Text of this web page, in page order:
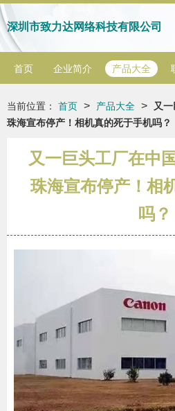
深圳市致力达网络科技有限公司
首页 企业简介 产品大全
当前位置： 首页 > 产品大全 >
又
珠海宣布停产！相机真的死于手机吗？
又一巨头工厂在中
珠海宣布停产！相
吗？